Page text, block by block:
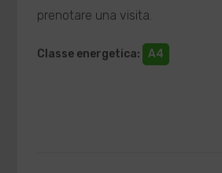
prenotare una visita.
Classe energetica: A4